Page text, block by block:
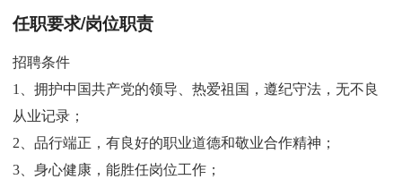
任职要求/岗位职责
招聘条件
1、拥护中国共产党的领导、热爱祖国，遵纪守法，无不良
从业记录；
2、品行端正，有良好的职业道德和敬业合作精神；
3、身心健康，能胜任岗位工作；